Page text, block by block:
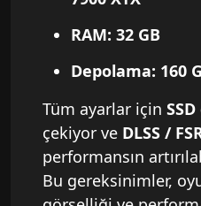
RAM: 32 GB
Depolama: 160
Tüm ayarlar için
çekiyor ve DLSS /
performansın
Bu gereksinimler,